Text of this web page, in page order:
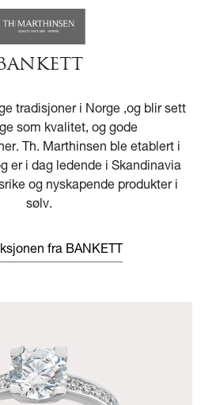
tradisjoner i Norge ,og blir sett
som kvalitet, og gode
Th. Marthinsen ble etablert i
er i dag ledende i Skandinavia
og nyskapende produkter i
sølv.
fra BANKETT